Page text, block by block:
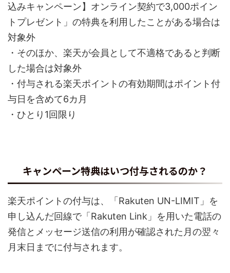
込みキャンペーン】オンライン契約で3,000ポイン
トプレゼント」の特典を利用したことがある場合は
対象外
・そのほか、楽天が会員として不適格であると判断
した場合は対象外
・付与される楽天ポイントの有効期間はポイント付
与日を含めて6カ月
・ひとり1回限り
キャンペーン特典はいつ付与されるのか？
楽天ポイントの付与は、「Rakuten UN-LIMIT」を
申し込んだ回線で「Rakuten Link」を用いた電話の
発信とメッセージ送信の利用が確認された月の翌々
月末日までに付与されます。